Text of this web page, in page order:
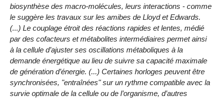
biosynthèse des macro-molécules, leurs interactions - comme
le suggère les travaux sur les amibes de Lloyd et Edwards.
(...) Le couplage étroit des réactions rapides et lentes, médié
par des cofacteurs et métabolites intermédiaires permet ainsi
à la cellule d’ajuster ses oscillations métaboliques à la
demande énergétique au lieu de suivre sa capacité maximale
de génération d’énergie. (...) Certaines horloges peuvent être
synchronisées, "entraînées" sur un rythme compatible avec la
survie optimale de la cellule ou de l’organisme, d’autres